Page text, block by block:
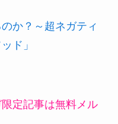
か？～超ネガティ
ド」
定記事は無料メル